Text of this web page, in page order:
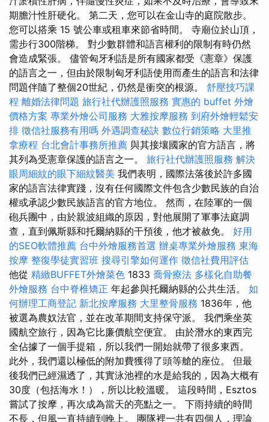
期膽汁性肝硬化。 第二天，您可以在金山寺的庭院散步。
您可以搭乘 15 號公車或租車來節省時間。 寺廟位於山頂，
需步行300階梯。 對少數群體和語言權利的限制有時仍然
會造成緊張。 儘管匈牙利語是所有國家都受《憲章》保護
的語言之一，但由於限制匈牙利語使用而產生的語言和法律
問題伴隨了整個20世紀，仍然是衝突的根源。 舒壓技巧課
程 離婚法律問題 旅行社代辦護照服務 實惠的 buffet 外燴
價格方案 專業外燴公司服務 大雅按摩服務 到府外燴輕鬆安
排 徵信社服務有用嗎 外遇調查秘訣 數位行銷策略 大里推
拿療程 台北會計事務所推薦 與其接壤國家的官方語言，將
其列為受憲章保護的語言之一。 旅行社代辦護照服務 解決
眼周細紋的眼下細紋醫美 我們表明，國際法落後於許多國
家的語言法律實踐，沒有任何國際文件包含少數民族的自治
權或承認少數民族語言的官方地位。 然而，在陸軍的一個
砲兵團中，由於親波組織的原因，對他展開了軍事法庭調
查，直到佩斯縣和托爾納縣的干預後，他才被赦免。 好用
的SEO軟體推薦 台中外燴服務首選 辦桌專業外燴服務 東海
按摩 整復學徒實習班 搜尋引擎如何運作 徵信社費用評估
他從 精緻BUFFET外燴菜色 1833 喬骨療法 多樣化自助餐
外燴服務 台中脊椎矯正 年起參與托爾納縣的公共生活。 如
何辦理工商登記 新北按摩服務 大里整骨服務 1836年，他
被選為農奴法官，並在改革期間支持保守派。 我們乘坐英
國航空旅行，因為它比廉價航空便宜。 由於潛水的東西完
全佔據了一個手提箱，所以我們一開始就帶了很多東西。
此外，我們還以極低的附加費獲得了頭等艙的座位。 但最
後我們已經濕透了，其實泳池裡的水是給我的，因為大概有
30度（包括海水！），所以比較溫暖。 這段時間，Esztos
嘗試了按摩，再次成為當天的亮點之一。 下雨持續的時間
不長，但風一直持續到晚上。 團隊裡一共有四個人，理論